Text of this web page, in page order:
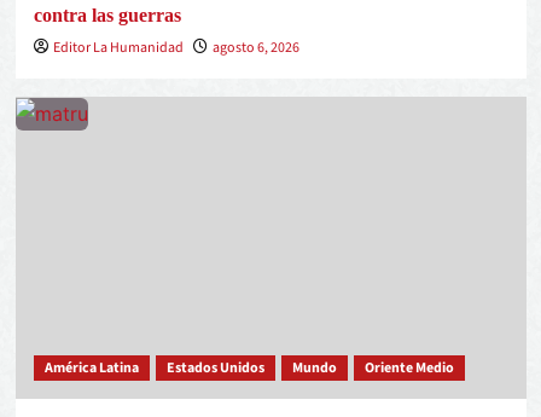
contra las guerras
Editor La Humanidad
agosto 6, 2026
América Latina Estados Unidos Mundo Oriente Medio